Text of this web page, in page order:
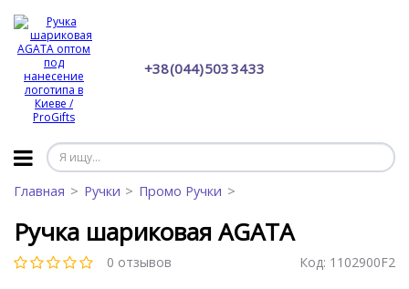
+38 (044) 503 34 33
Главная Ручки Промо Ручки
Ручка шариковая AGATA
0 отзывов Код: 1102900F2